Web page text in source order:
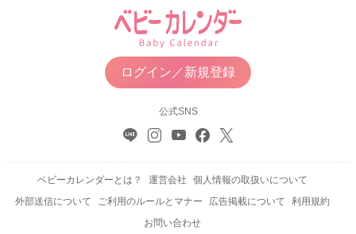
ログイン／新規登録
公式SNS
ベビーカレンダーとは？ 運営会社
個人情報の取扱いについて
外部送信について
ご利用のルールとマナー 広告掲載について
利用規約
お問い合わせ